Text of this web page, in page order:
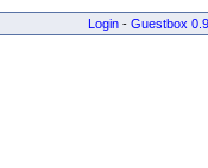
Login- Guestbox